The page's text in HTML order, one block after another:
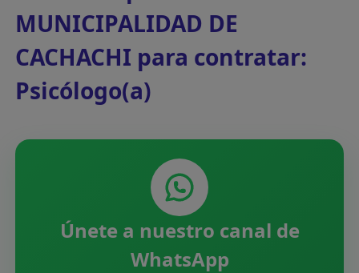
MUNICIPALIDAD DE
CACHACHI para contratar:
Psicólogo(a)
Únete a nuestro canal de
WhatsApp